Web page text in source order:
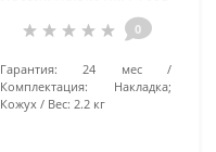
0
Гарантия:
24 мес
Комплектация:
Накладка;
Кожух
Вес: 2.2 кг